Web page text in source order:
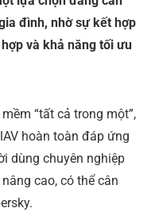
đình, nhờ sự kết hợp
và khả năng tối ưu
“tất cả trong một”,
hoàn toàn đáp ứng
dùng chuyên nghiệp
cao, có thể cân